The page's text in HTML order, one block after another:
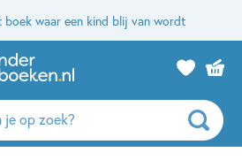
boek waar een kind blij van wordt